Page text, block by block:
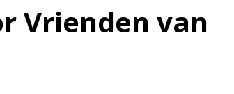
Vrienden van